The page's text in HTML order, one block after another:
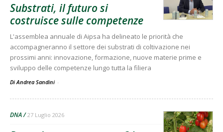
Substrati, il futuro si
costruisce sulle competenze
L'assemblea annuale di Aipsa ha delineato le priorità che
accompagneranno il settore dei substrati di coltivazione nei
prossimi anni: innovazione, formazione, nuove materie prime e
sviluppo delle competenze lungo tutta la filiera
Di Andrea Sandini -
DNA 27 Luglio 2026